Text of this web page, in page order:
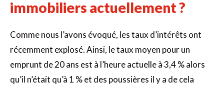
immobiliers actuellement ?
Comme nous l’avons évoqué, les taux d’intérêts ont
récemment explosé. Ainsi, le taux moyen pour un
emprunt de 20 ans est à l’heure actuelle à 3,4 % alors
qu’il n’était qu’à 1 % et des poussières il y a de cela